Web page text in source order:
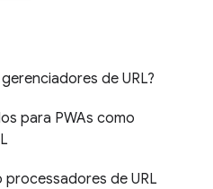
de URL?
para PWAs como
processadores de URL